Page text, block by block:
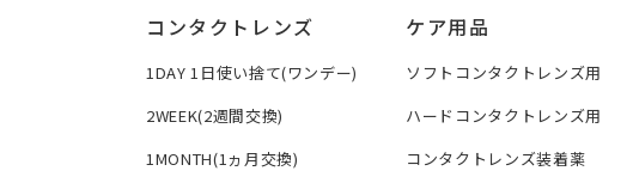
コンタクトレンズ
1DAY 1日使い捨て(ワンデー)
2WEEK(2週間交換)
1MONTH(1ヵ月交換)
ケア用品
ソフトコンタクトレンズ用
ハードコンタクトレンズ用
コンタクトレンズ装着薬